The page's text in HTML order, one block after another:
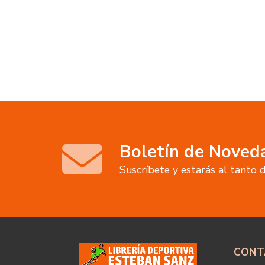
Boletín de
Suscríbete y estarás al tanto